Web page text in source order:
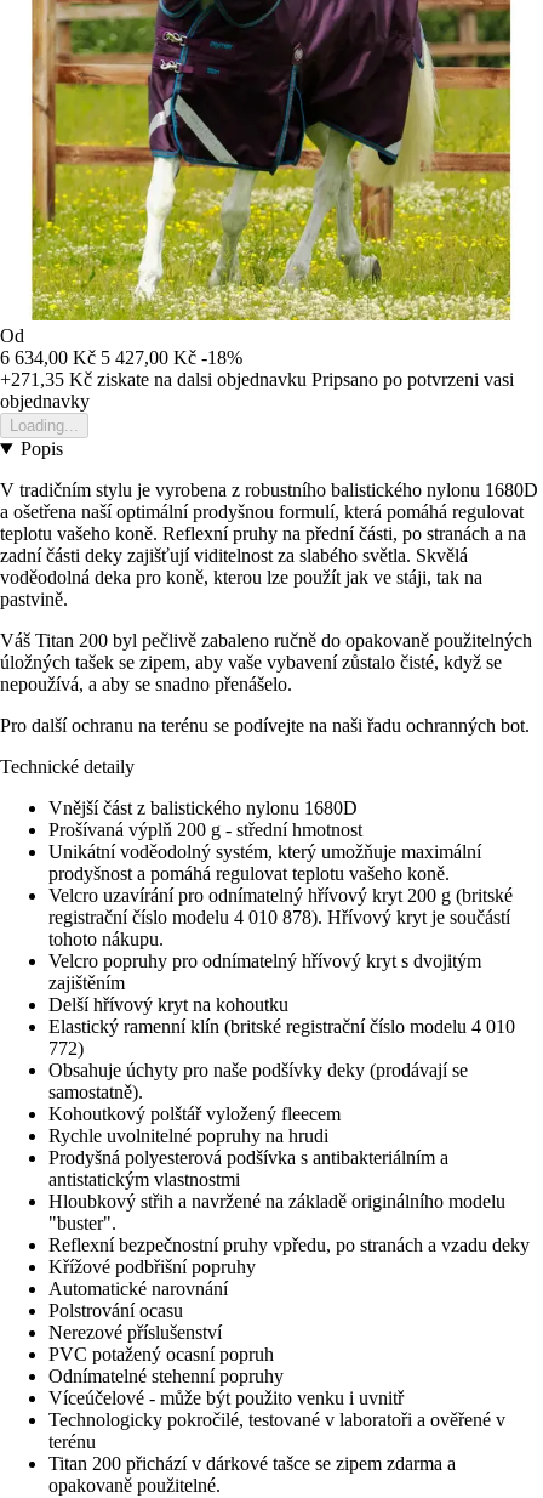
Od
6 634,00 Kč 5 427,00 Kč -18%
+271,35 Kč ziskate na dalsi objednavku Pripsano po potvrzeni vasi
objednavky
Loading...
Popis
V tradičním stylu je vyrobena z robustního balistického nylonu 1680D
a ošetřena naší optimální prodyšnou formulí, která pomáhá regulovat
teplotu vašeho koně. Reflexní pruhy na přední části, po stranách a na
zadní části deky zajišťují viditelnost za slabého světla. Skvělá
voděodolná deka pro koně, kterou lze použít jak ve stáji, tak na
pastvině.
Váš Titan 200 byl pečlivě zabaleno ručně do opakovaně použitelných
úložných tašek se zipem, aby vaše vybavení zůstalo čisté, když se
nepoužívá, a aby se snadno přenášelo.
Pro další ochranu na terénu se podívejte na naši řadu ochranných bot.
Technické detaily
Vnější část z balistického nylonu 1680D
Prošívaná výplň 200 g - střední hmotnost
Unikátní voděodolný systém, který umožňuje maximální
prodyšnost a pomáhá regulovat teplotu vašeho koně.
Velcro uzavírání pro odnímatelný hřívový kryt 200 g (britské
registrační číslo modelu 4 010 878). Hřívový kryt je součástí
tohoto nákupu.
Velcro popruhy pro odnímatelný hřívový kryt s dvojitým
zajištěním
Delší hřívový kryt na kohoutku
Elastický ramenní klín (britské registrační číslo modelu 4 010
772)
Obsahuje úchyty pro naše podšívky deky (prodávají se
samostatně).
Kohoutkový polštář vyložený fleecem
Rychle uvolnitelné popruhy na hrudi
Prodyšná polyesterová podšívka s antibakteriálním a
antistatickým vlastnostmi
Hloubkový střih a navržené na základě originálního modelu
"buster".
Reflexní bezpečnostní pruhy vpředu, po stranách a vzadu deky
Křížové podbřišní popruhy
Automatické narovnání
Polstrování ocasu
Nerezové příslušenství
PVC potažený ocasní popruh
Odnímatelné stehenní popruhy
Víceúčelové - může být použito venku i uvnitř
Technologicky pokročilé, testované v laboratoři a ověřené v
terénu
Titan 200 přichází v dárkové tašce se zipem zdarma a
opakovaně použitelné.